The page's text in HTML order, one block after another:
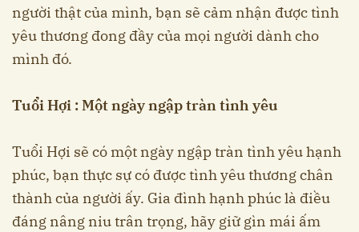
người thật của mình, bạn sẽ cảm nhận được tình
yêu thương đong đầy của mọi người dành cho
mình đó.
Tuổi Hợi : Một ngày ngập tràn tình yêu
Tuổi Hợi sẽ có một ngày ngập tràn tình yêu hạnh
phúc, bạn thực sự có được tình yêu thương chân
thành của người ấy. Gia đình hạnh phúc là điều
đáng nâng niu trân trọng, hãy giữ gìn mái ấm